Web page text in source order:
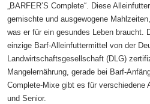
„BARFER’S Complete“. Diese
gemischte und ausgewogene
was er für ein gesundes Leben braucht.
einzige Barf-Alleinfuttermittel von der
Landwirtschaftsgesellschaft (DLG)
Mangelernährung, gerade bei Barf-
Complete-Mixe gibt es für verschiedene
und Senior.